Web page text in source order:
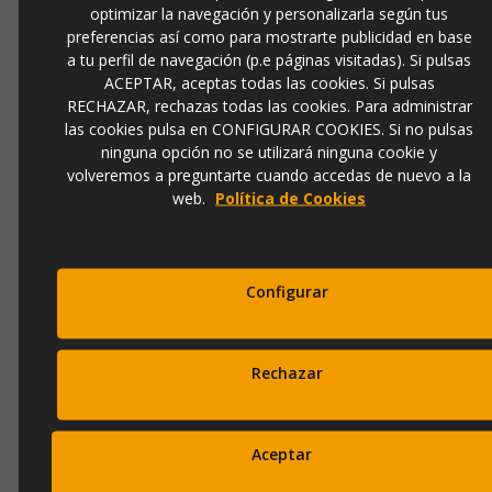
Contacto
973 501 496
EMail
info@ibergada.com
Compártelo:
DESCRIPCIÓN
Regulable en altura.
·Incluye 1 E27 LED 8W. DIMABLE
Esta lámpara incluye TACOS DE VUELCO CON
BALANCÍN, para mejorar la fijación a techo.
optimizar la navegación y personalizarla según tus
preferencias así como para mostrarte publicidad en base
a tu perfil de navegación (p.e páginas visitadas). Si pulsas
ACEPTAR, aceptas todas las cookies. Si pulsas
RECHAZAR, rechazas todas las cookies. Para administrar
las cookies pulsa en CONFIGURAR COOKIES. Si no pulsas
ninguna opción no se utilizará ninguna cookie y
volveremos a preguntarte cuando accedas de nuevo a la
web. Política de Cookies
Configurar
Rechazar
Aceptar